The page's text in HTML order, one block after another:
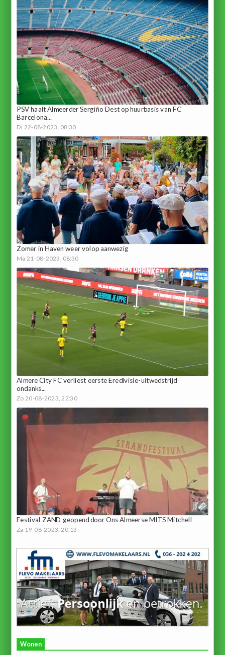
PSV haalt Almeerder Sergiño Dest op huurbasis van FC
Barcelona...
Di 22-08-2023, 08:30
Zomer in Haven weer volop aanwezig
Ma 21-08-2023, 08:30
Almere City FC verliest eerste Eredivisie-uitwedstrijd
ondanks...
Zo 20-08-2023, 22:30
Festival ZAND geopend door Ons Almeerse MITS Mitchell
Za 19-08-2023, 20:13
Wonen